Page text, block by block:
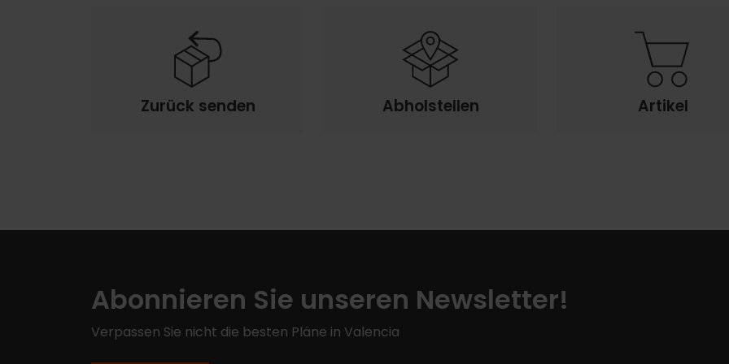
Zurück senden Abholstellen Artikel
Abonnieren Sie unseren Newsletter!
Verpassen Sie nicht die besten Pläne in Valencia